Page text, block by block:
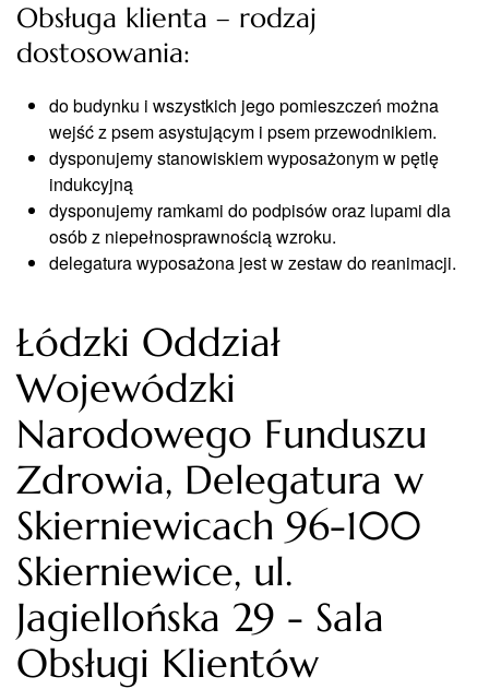
Obsługa klienta – rodzaj
dostosowania:
do budynku i wszystkich jego pomieszczeń można
wejść z psem asystującym i psem przewodnikiem.
dysponujemy stanowiskiem wyposażonym w pętlę
indukcyjną
dysponujemy ramkami do podpisów oraz lupami dla
osób z niepełnosprawnością wzroku.
delegatura wyposażona jest w zestaw do reanimacji.
Łódzki Oddział
Wojewódzki
Narodowego Funduszu
Zdrowia, Delegatura w
Skierniewicach 96-100
Skierniewice, ul.
Jagiellońska 29 - Sala
Obsługi Klientów